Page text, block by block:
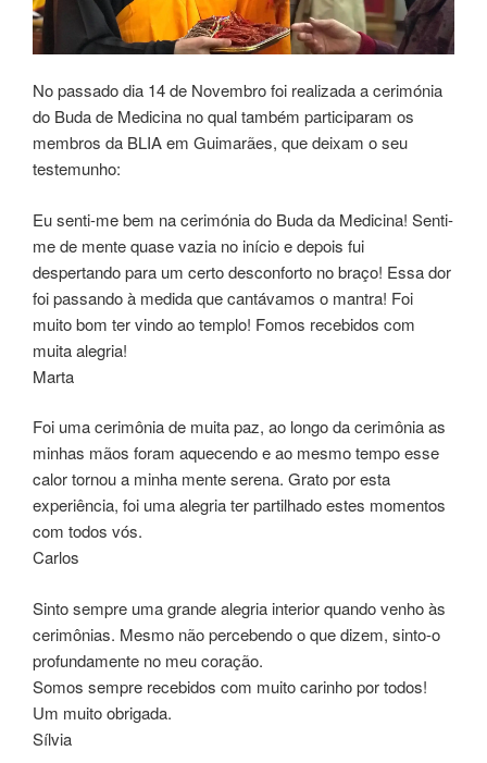
No passado dia 14 de Novembro foi realizada a cerimónia
do Buda de Medicina no qual também participaram os
membros da BLIA em Guimarães, que deixam o seu
testemunho:
Eu senti-me bem na cerimónia do Buda da Medicina! Senti-
me de mente quase vazia no início e depois fui
despertando para um certo desconforto no braço! Essa dor
foi passando à medida que cantávamos o mantra! Foi
muito bom ter vindo ao templo! Fomos recebidos com
muita alegria!
Marta
Foi uma cerimônia de muita paz, ao longo da cerimônia as
minhas mãos foram aquecendo e ao mesmo tempo esse
calor tornou a minha mente serena. Grato por esta
experiência, foi uma alegria ter partilhado estes momentos
com todos vós.
Carlos
Sinto sempre uma grande alegria interior quando venho às
cerimônias. Mesmo não percebendo o que dizem, sinto-o
profundamente no meu coração.
Somos sempre recebidos com muito carinho por todos!
Um muito obrigada.
Sílvia